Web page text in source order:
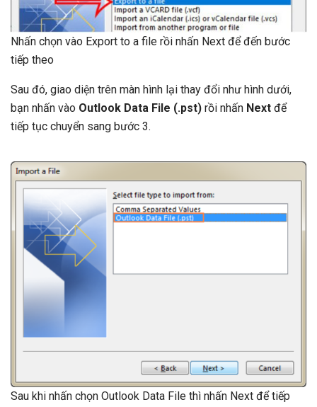
Nhấn chọn vào Export to a file rồi nhấn Next để đến bước
tiếp theo
Sau đó, giao diện trên màn hình lại thay đổi như hình dưới,
bạn nhấn vào Outlook Data File (.pst) rồi nhấn Next để
tiếp tục chuyển sang bước 3.
Sau khi nhấn chọn Outlook Data File thì nhấn Next để tiếp